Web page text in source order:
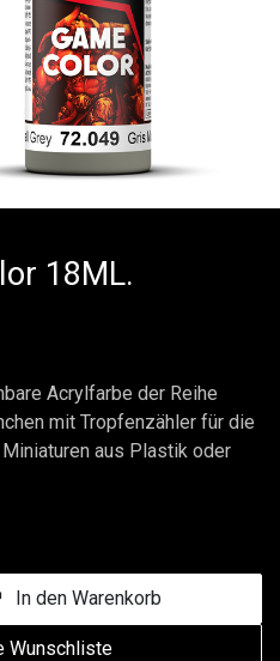
18ML.
Acrylfarbe der Reihe
mit Tropfenzähler für die
aus Plastik oder
In den Warenkorb
Wunschliste